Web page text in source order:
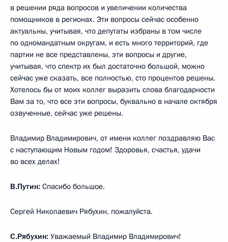
в решении ряда вопросов и увеличении количества
помощников в регионах. Эти вопросы сейчас особенно
актуальны, учитывая, что депутаты избраны в том числе
по одномандатным округам, и есть много территорий, где
партии не все представлены, эти вопросы и другие,
учитывая, что спектр их был достаточно большой, можно
сейчас уже сказать, все полностью, сто процентов решены.
Хотелось бы от моих коллег выразить слова благодарности
Вам за то, что все эти вопросы, буквально в начале октября
озвученные, сейчас уже решены.
Владимир Владимирович, от имени коллег поздравляю Вас
с наступающим Новым годом! Здоровья, счастья, удачи
во всех делах!
В.Путин: Спасибо большое.
Сергей Николаевич Рябухин, пожалуйста.
С.Рябухин: Уважаемый Владимир Владимирович!